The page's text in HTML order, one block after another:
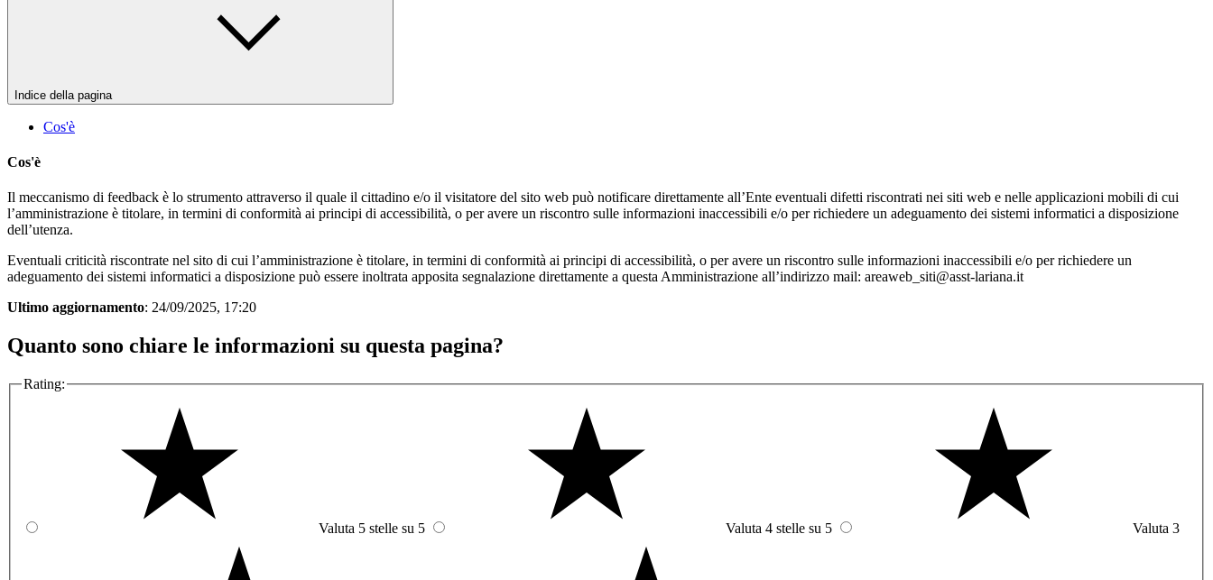
Indice della pagina
Cos'è
Cos'è
Il meccanismo di feedback è lo strumento attraverso il quale il cittadino e/o il visitatore del sito web può notificare direttamente all’Ente eventuali difetti riscontrati nei siti web e nelle applicazioni mobili di cui
l’amministrazione è titolare, in termini di conformità ai principi di accessibilità, o per avere un riscontro sulle informazioni inaccessibili e/o per richiedere un adeguamento dei sistemi informatici a disposizione
dell’utenza.
Eventuali criticità riscontrate nel sito di cui l’amministrazione è titolare, in termini di conformità ai principi di accessibilità, o per avere un riscontro sulle informazioni inaccessibili e/o per richiedere un
adeguamento dei sistemi informatici a disposizione può essere inoltrata apposita segnalazione direttamente a questa Amministrazione all’indirizzo mail: areaweb_siti@asst-lariana.it
Ultimo aggiornamento: 24/09/2025, 17:20
Quanto sono chiare le informazioni su questa pagina?
Rating:
Valuta 5 stelle su 5 Valuta 4 stelle su 5 Valuta 3